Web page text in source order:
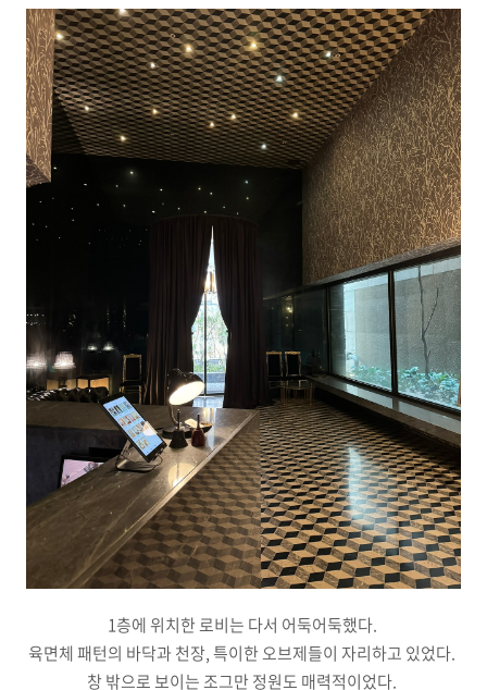
1층에 위치한 로비는 다서 어둑어둑했다.
육면체 패턴의 바닥과 천장, 특이한 오브제들이 자리하고 있었다.
창 밖으로 보이는 조그만 정원도 매력적이었다.